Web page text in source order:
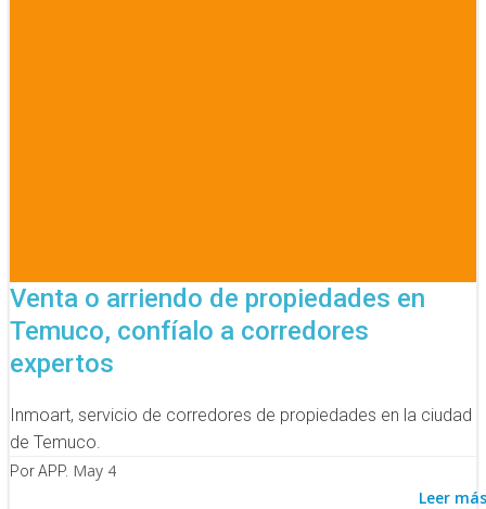
Venta o arriendo de propiedades en
Temuco, confíalo a corredores
expertos
Inmoart, servicio de corredores de propiedades en la ciudad
de Temuco.
Por APP. May 4
Leer más